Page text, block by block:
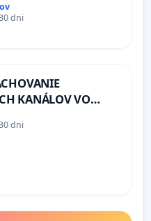
dni
KANÁLOV VO
A POD
kanálov na
dni